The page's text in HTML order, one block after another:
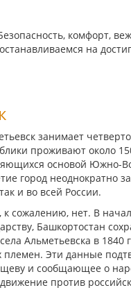
комфорт,
на
занимает
проживают около
основой Южно-
город неоднократно
и во всей России.
сожалению, нет. В
Башкортостан
Альметьевска в 1840
племен. Эти данные
и сообщающее о
против